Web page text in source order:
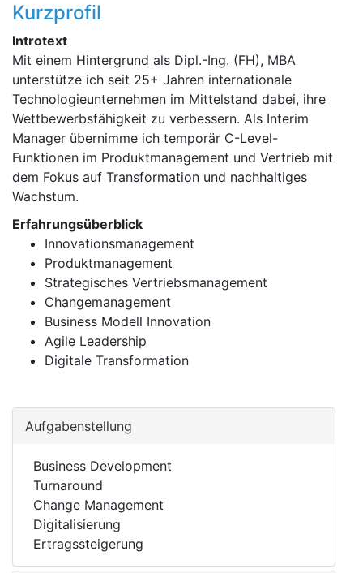
Kurzprofil
Introtext
Mit einem Hintergrund als Dipl.-Ing. (FH), MBA
unterstütze ich seit 25+ Jahren internationale
Technologieunternehmen im Mittelstand dabei, ihre
Wettbewerbsfähigkeit zu verbessern. Als Interim
Manager übernimme ich temporär C-Level-
Funktionen im Produktmanagement und Vertrieb mit
dem Fokus auf Transformation und nachhaltiges
Wachstum.
Erfahrungsüberblick
Innovationsmanagement
Produktmanagement
Strategisches Vertriebsmanagement
Changemanagement
Business Modell Innovation
Agile Leadership
Digitale Transformation
Aufgabenstellung
Business Development
Turnaround
Change Management
Digitalisierung
Ertragssteigerung